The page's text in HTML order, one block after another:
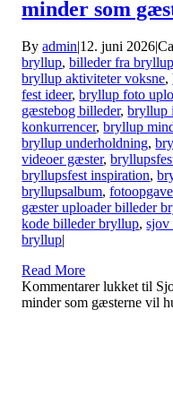
minder som
Byadmin|12. juni 2026|
bryllup,billeder fra
bryllup aktiviteter voksne,
fest ideer,bryllup foto
gæstebog billeder,bryllup
konkurrencer,bryllup
bryllup underholdning,
videoer gæster,
bryllupsfest inspiration,
bryllupsalbum,
gæster uploader billeder
kode billeder bryllup,sjov
bryllup|
Read More
Kommentarer lukkettil
minder som gæsterne vil